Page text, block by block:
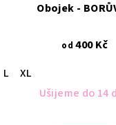
Obojek -
od 400 Kč
L
XL
Ušijeme do 14